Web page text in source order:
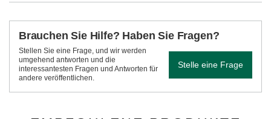
Brauchen Sie Hilfe? Haben Sie Fragen?
Stellen Sie eine Frage, und wir werden
umgehend antworten und die
interessantesten Fragen und Antworten für
andere veröffentlichen.
Stelle eine Frage